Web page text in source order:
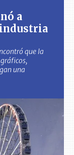
a
que la
una